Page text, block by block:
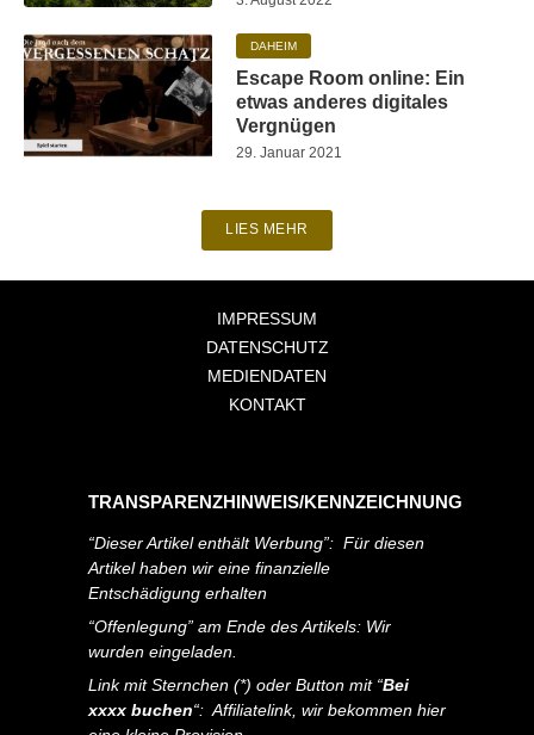
DAHEIM
Escape Room online: Ein
etwas anderes digitales
Vergnügen
29. Januar 2021
LIES MEHR
IMPRESSUM
DATENSCHUTZ
MEDIENDATEN
KONTAKT
TRANSPARENZHINWEIS/KENNZEICHNUNG
“Dieser Artikel enthält Werbung”: Für diesen
Artikel haben wir eine finanzielle
Entschädigung erhalten
“Offenlegung” am Ende des Artikels: Wir
wurden eingeladen.
Link mit Sternchen (*) oder Button mit “Bei
xxxx buchen“: Affiliatelink, wir bekommen hier